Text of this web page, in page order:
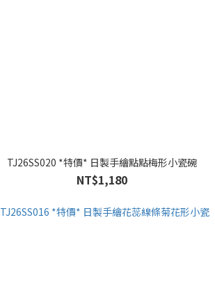
TJ26SS020 *特價* 日製手繪點點梅形小瓷碗
NT$1,180